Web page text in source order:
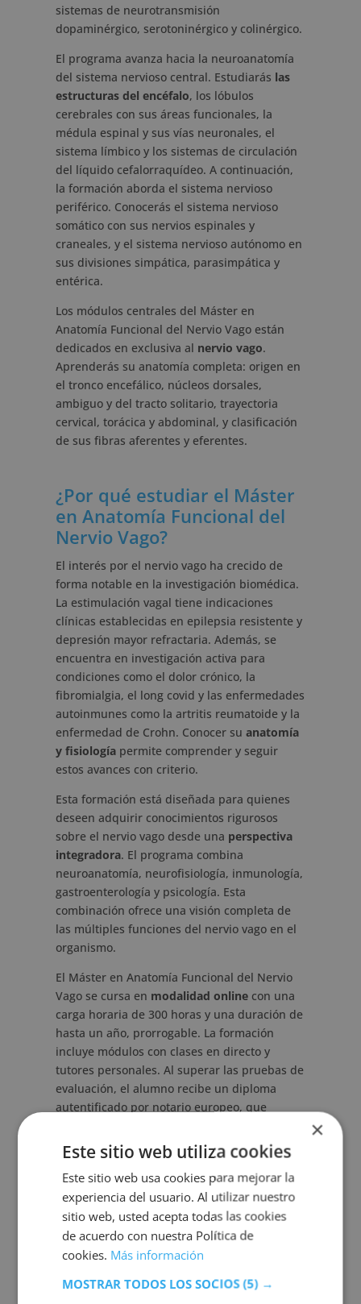
sistemas de neurotransmisión
dopaminérgico, serotoninérgico y colinérgico.
El programa avanza hacia la neuroanatomía
del sistema nervioso central. Estudiarás las
estructuras del encéfalo, los lóbulos
cerebrales con sus áreas funcionales, la
médula espinal y sus vías neuronales, el
sistema límbico y los sistemas de circulación
del líquido cefalorraquídeo. A continuación,
la formación aborda el sistema nervioso
periférico. Conocerás el sistema nervioso
somático con sus nervios espinales y
craneales, y el sistema nervioso autónomo en
sus divisiones simpática, parasimpática y
entérica.
Los módulos centrales del Máster en
Anatomía Funcional del Nervio Vago están
dedicados en exclusiva al nervio vago.
Aprenderás su anatomía completa: origen en
el tronco encefálico, núcleos dorsales,
ambiguo y del tracto solitario, trayectoria
cervical, torácica y abdominal, y clasificación
de sus fibras aferentes y eferentes.
¿Por qué estudiar el Máster
en Anatomía Funcional del
Nervio Vago?
El interés por el nervio vago ha crecido de
forma notable en la investigación biomédica.
La estimulación vagal tiene indicaciones
clínicas establecidas en epilepsia resistente y
depresión mayor refractaria. Además, se
encuentra en investigación activa para
condiciones como el dolor crónico, la
fibromialgia, el long covid y las enfermedades
autoinmunes como la artritis reumatoide y la
enfermedad de Crohn. Conocer su anatomía
y fisiologíapermite comprender y seguir
estos avances con criterio.
Esta formación está diseñada para quienes
deseen adquirir conocimientos rigurosos
sobre el nervio vago desde una perspectiva
integradora. El programa combina
neuroanatomía, neurofisiología, inmunología,
gastroenterología y psicología. Esta
combinación ofrece una visión completa de
las múltiples funciones del nervio vago en el
organismo.
El Máster en Anatomía Funcional del Nervio
Vago se cursa en modalidad onlinecon una
carga horaria de 300 horas y una duración de
hasta un año, prorrogable. La formación
incluye módulos con clases en directo y
tutores personales. Al superar las pruebas de
evaluación, el alumno recibe un diploma
autentificado por notario europeo, que
nivel nacional e internacional.
Salidas profesionales del
Máster en Anatomía
Funcional del Nervio Vago
Vago permite adquirir contenidos
×
Este sitio web utiliza cookies
Este sitio web usa cookies para mejorar la
experiencia del usuario. Al utilizar nuestro
sitio web, usted acepta todas las cookies
de acuerdo con nuestra Política de
cookies. Más información
MOSTRAR TODOS LOS SOCIOS(5) →